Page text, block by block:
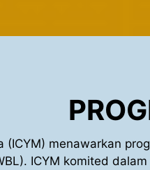
(ICYM) menawarkan
ICYM komited